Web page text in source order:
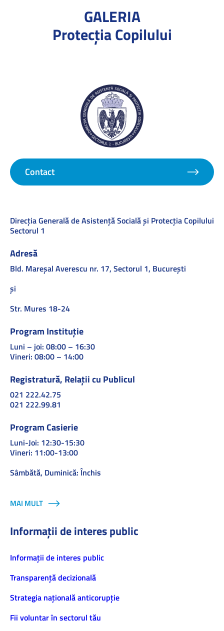
GALERIA
Protecţia Copilului
Contact
Direcţia Generală de Asistenţă Socială şi Protecţia Copilului
Sectorul 1
Adresă
Bld. Mareşal Averescu nr. 17, Sectorul 1, Bucureşti
și
Str. Mures 18-24
Program Instituție
Luni – joi: 08:00 – 16:30
Vineri: 08:00 – 14:00
Registratură, Relații cu Publicul
021 222.42.75
021 222.99.81
Program Casierie
Luni-Joi: 12:30-15:30
Vineri: 11:00-13:00
Sâmbătă, Duminică: Închis
MAI MULT
Informații de interes public
Informaţii de interes public
Transparență decizională
Strategia națională anticorupție
Fii voluntar în sectorul tău